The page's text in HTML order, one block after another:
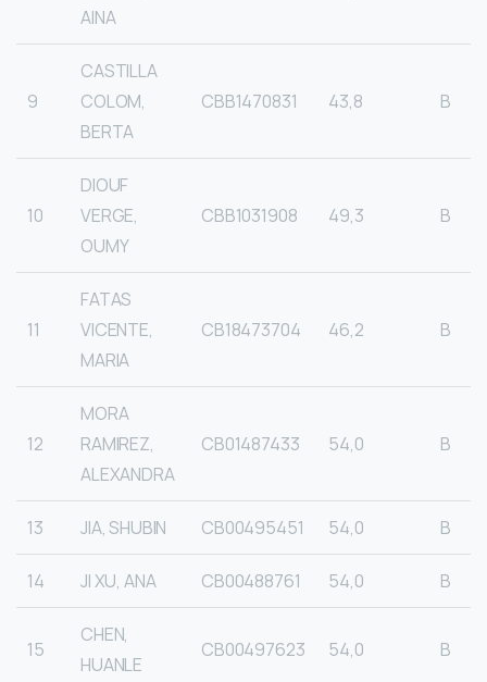
AINA
9
CASTILLA
COLOM,
BERTA
CBB1470831 43,8 B
10
DIOUF
VERGE,
OUMY
CBB1031908 49,3 B
11
FATAS
VICENTE,
MARIA
CB18473704 46,2 B
12
MORA
RAMIREZ,
ALEXANDRA
CB01487433 54,0 B
13 JIA, SHUBIN CB00495451 54,0 B
14 JI XU, ANA CB00488761 54,0 B
15
CHEN,
HUANLE
CB00497623 54,0 B